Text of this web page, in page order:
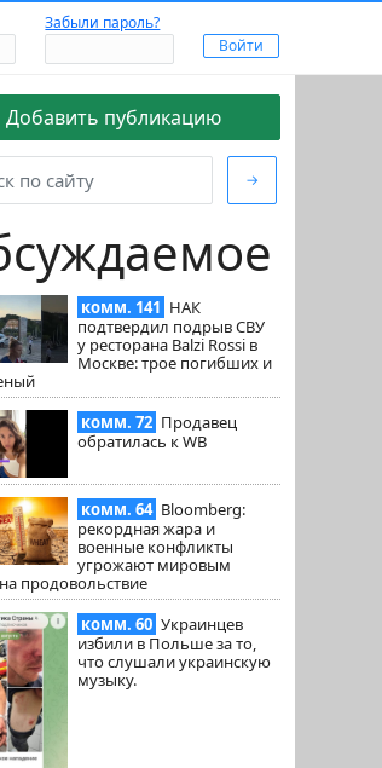
Забыли пароль?
Добавить публикацию
→
комм. 141 НАК
подтвердил подрыв СВУ
у ресторана Balzi Rossi в
Москве: трое погибших и
комм. 72 Продавец
обратилась к WB
комм. 64 Bloomberg:
рекордная жара и
военные конфликты
угрожают мировым
продовольствие
комм. 60 Украинцев
избили в Польше за то,
что слушали украинскую
музыку.